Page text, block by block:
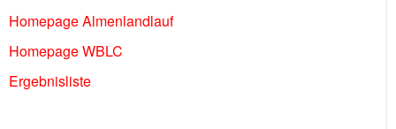
Homepage Almenlandlauf
Homepage WBLC
Ergebnisliste